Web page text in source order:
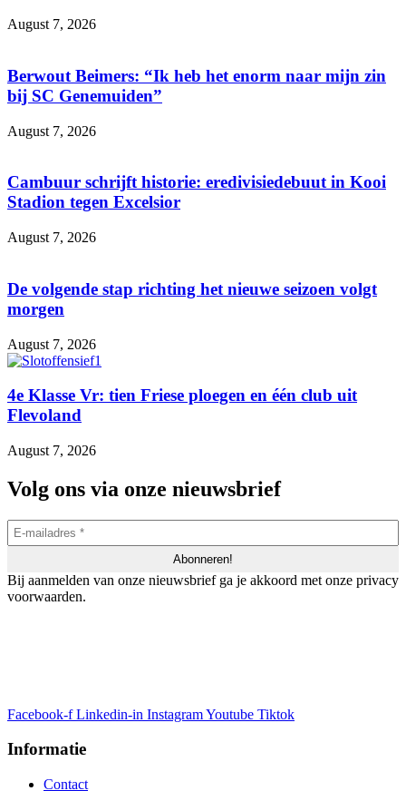
August 7, 2026
Berwout Beimers: “Ik heb het enorm naar mijn zin
bij SC Genemuiden”
August 7, 2026
Cambuur schrijft historie: eredivisiedebuut in Kooi
Stadion tegen Excelsior
August 7, 2026
De volgende stap richting het nieuwe seizoen volgt
morgen
August 7, 2026
4e Klasse Vr: tien Friese ploegen en één club uit
Flevoland
August 7, 2026
Volg ons via onze nieuwsbrief
Bij aanmelden van onze nieuwsbrief ga je akkoord met onze privacy
voorwaarden.
Facebook-f Linkedin-in InstagramYoutube Tiktok
Informatie
Contact